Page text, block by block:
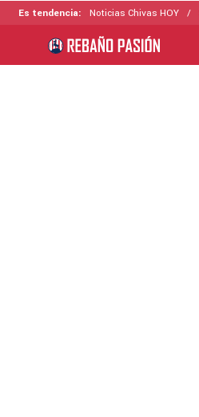
Es tendencia: Noticias Chivas HOY